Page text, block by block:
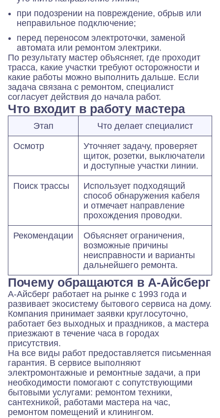
при подозрении на повреждение, обрыв или
неправильное подключение;
перед переносом электроточки, заменой
автомата или ремонтом электрики.
По результату мастер объясняет, где проходит
трасса, какие участки требуют осторожности и
какие работы можно выполнить дальше. Если
задача связана с ремонтом, специалист
согласует действия до начала работ.
Что входит в работу мастера
Этап Что делает специалист
Осмотр
Уточняет задачу, проверяет
щиток, розетки, выключатели
и доступные участки линии.
Поиск трассы
Использует подходящий
способ обнаружения кабеля
и отмечает направление
прохождения проводки.
Рекомендации
Объясняет ограничения,
возможные причины
неисправности и варианты
дальнейшего ремонта.
Почему обращаются в А-Айсберг
А-Айсберг работает на рынке с 1993 года и
развивает экосистему бытового сервиса на дому.
Компания принимает заявки круглосуточно,
работает без выходных и праздников, а мастера
приезжают в течение часа в городах
присутствия.
На все виды работ предоставляется письменная
гарантия. В сервисе выполняют
электромонтажные и ремонтные задачи, а при
необходимости помогают с сопутствующими
бытовыми услугами: ремонтом техники,
сантехникой, работами мастера на час,
ремонтом помещений и клинингом.